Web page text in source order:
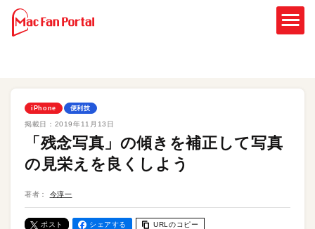
iPhone 便利技
掲載日： 2019年11月13日
「残念写真」の傾きを補正して写真
の見栄えを良くしよう
著者： 今淳一
ポスト シェアする URLのコピー